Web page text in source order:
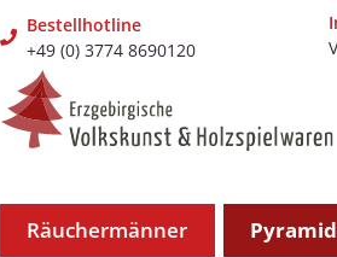
Bestellhotline
+49 (0) 3774 8690120
Räuchermänner